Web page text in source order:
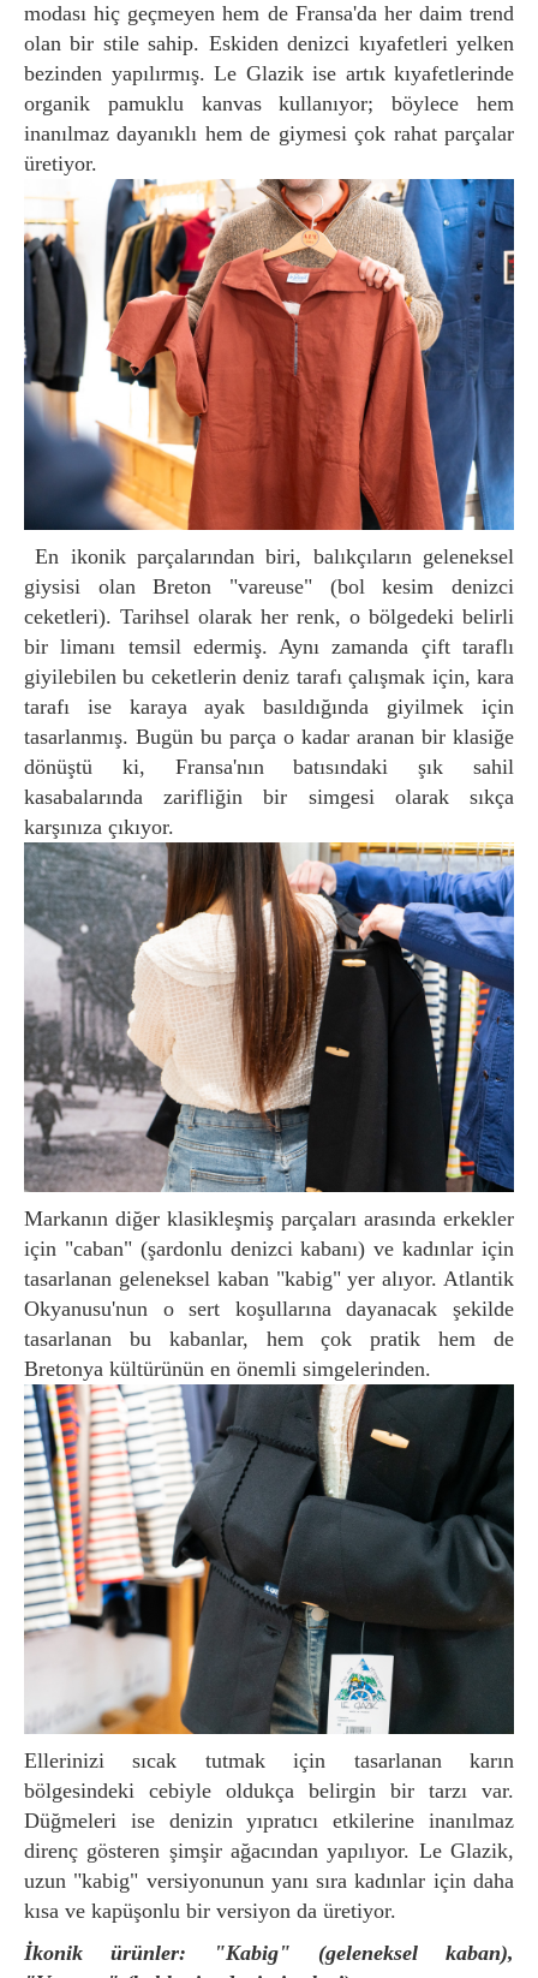
modası hiç geçmeyen hem de Fransa'da her daim trend
olan bir stile sahip. Eskiden denizci kıyafetleri yelken
bezinden yapılırmış. Le Glazik ise artık kıyafetlerinde
organik pamuklu kanvas kullanıyor; böylece hem
inanılmaz dayanıklı hem de giymesi çok rahat parçalar
üretiyor.
En ikonik parçalarından biri, balıkçıların geleneksel
giysisi olan Breton "vareuse" (bol kesim denizci
ceketleri). Tarihsel olarak her renk, o bölgedeki belirli
bir limanı temsil edermiş. Aynı zamanda çift taraflı
giyilebilen bu ceketlerin deniz tarafı çalışmak için, kara
tarafı ise karaya ayak basıldığında giyilmek için
tasarlanmış. Bugün bu parça o kadar aranan bir klasiğe
dönüştü ki, Fransa'nın batısındaki şık sahil
kasabalarında zarifliğin bir simgesi olarak sıkça
karşınıza çıkıyor.
Markanın diğer klasikleşmiş parçaları arasında erkekler
için "caban" (şardonlu denizci kabanı) ve kadınlar için
tasarlanan geleneksel kaban "kabig" yer alıyor. Atlantik
Okyanusu'nun o sert koşullarına dayanacak şekilde
tasarlanan bu kabanlar, hem çok pratik hem de
Bretonya kültürünün en önemli simgelerinden.
Ellerinizi sıcak tutmak için tasarlanan karın
bölgesindeki cebiyle oldukça belirgin bir tarzı var.
Düğmeleri ise denizin yıpratıcı etkilerine inanılmaz
direnç gösteren şimşir ağacından yapılıyor. Le Glazik,
uzun "kabig" versiyonunun yanı sıra kadınlar için daha
kısa ve kapüşonlu bir versiyon da üretiyor.
İkonik ürünler: "Kabig" (geleneksel kaban),